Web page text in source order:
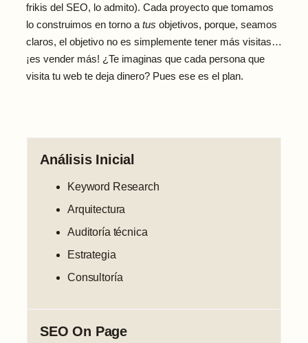
frikis del SEO, lo admito). Cada proyecto que tomamos
lo construimos en torno a tus objetivos, porque, seamos
claros, el objetivo no es simplemente tener más visitas…
¡es vender más! ¿Te imaginas que cada persona que
visita tu web te deja dinero? Pues ese es el plan.
Análisis Inicial
Keyword Research
Arquitectura
Auditoría técnica
Estrategia
Consultoría
SEO On Page